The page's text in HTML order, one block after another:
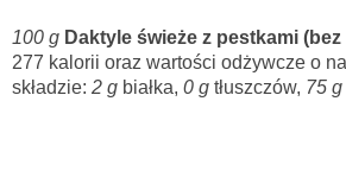
100 g Daktyle świeże z pestkami
277 kalorii oraz wartości odżywcze o
składzie: 2 g białka, 0 g tłuszczów, 75 g